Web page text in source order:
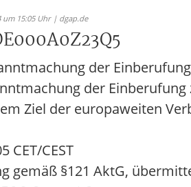
um 15:05 Uhr | dgap.de
der
der
Ziel der europaweiten
CET/CEST
gemäß §121 AktG,